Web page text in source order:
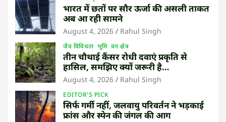
भारत में छतों पर सौर ऊर्जा की असली ताकत
अब आ रही सामने
August 4, 2026 Rahul Singh
जैव विविधता भूमि वन क्षेत्र
तीन चौथाई कैंसर रोधी दवाएं प्रकृति से
हासिल, समझिए क्यों जरूरी है
उष्णकटिबंधीय जंगल बचाना
August 4, 2026 Rahul Singh
EDITOR'S PICK
सिर्फ गर्मी नहीं, जलवायु परिवर्तन ने भड़काई
फ्रांस और स्पेन की जंगल की आग